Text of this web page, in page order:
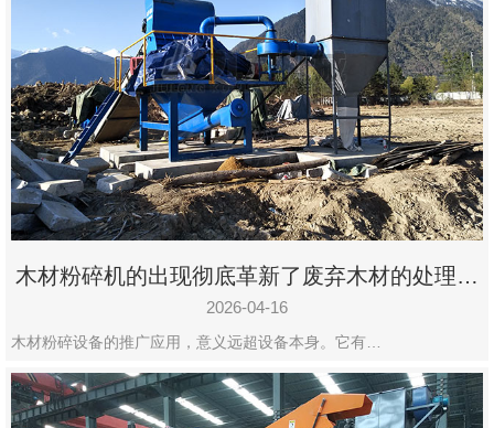
木材粉碎机的出现彻底革新了废弃木材的处理模
式
2026-04-16
木材粉碎设备的推广应用，意义远超设备本身。它有…